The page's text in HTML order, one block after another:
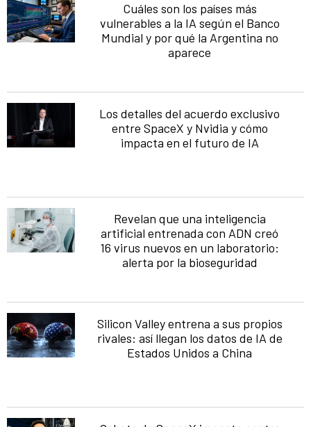
Cuáles son los países más
vulnerables a la IA según el Banco
Mundial y por qué la Argentina no
aparece
Los detalles del acuerdo exclusivo
entre SpaceX y Nvidia y cómo
impacta en el futuro de IA
Revelan que una inteligencia
artificial entrenada con ADN creó
16 virus nuevos en un laboratorio:
alerta por la bioseguridad
Silicon Valley entrena a sus propios
rivales: así llegan los datos de IA de
Estados Unidos a China